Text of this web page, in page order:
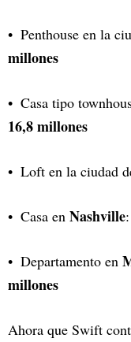
Penthouse en la
millones
Casa tipo
16,8 millones
Loft en la ciudad
Casa en Nashville:
Departamento en
millones
Ahora que Swift